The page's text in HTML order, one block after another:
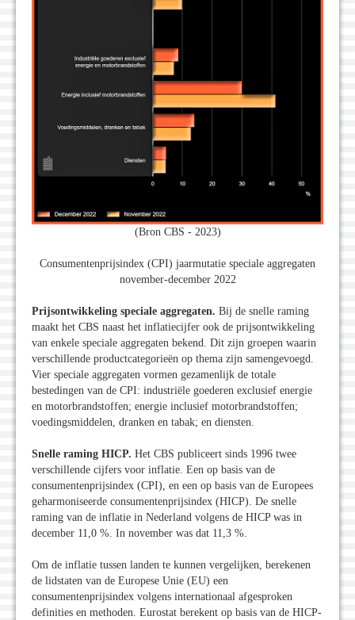
(Bron CBS - 2023)
Consumentenprijsindex (CPI) jaarmutatie speciale aggregaten
november-december 2022
Prijsontwikkeling speciale aggregaten. Bij de snelle raming
maakt het CBS naast het inflatiecijfer ook de prijsontwikkeling
van enkele speciale aggregaten bekend. Dit zijn groepen waarin
verschillende productcategorieën op thema zijn samengevoegd.
Vier speciale aggregaten vormen gezamenlijk de totale
bestedingen van de CPI: industriële goederen exclusief energie
en motorbrandstoffen; energie inclusief motorbrandstoffen;
voedingsmiddelen, dranken en tabak; en diensten.
Snelle raming HICP. Het CBS publiceert sinds 1996 twee
verschillende cijfers voor inflatie. Een op basis van de
consumentenprijsindex (CPI), en een op basis van de Europees
geharmoniseerde consumentenprijsindex (HICP). De snelle
raming van de inflatie in Nederland volgens de HICP was in
december 11,0 %. In november was dat 11,3 %.
Om de inflatie tussen landen te kunnen vergelijken, berekenen
de lidstaten van de Europese Unie (EU) een
consumentenprijsindex volgens internationaal afgesproken
definities en methoden. Eurostat berekent op basis van de HICP-